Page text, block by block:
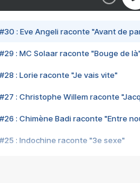
#30 : Eve Angeli raconte "Avant de
#29 : MC Solaar raconte "Bouge de là"
#28 : Lorie raconte "Je vais vite"
#27 : Christophe Willem raconte
#26 : Chimène Badi raconte "Entre
#25 : Indochine raconte "3e sexe"